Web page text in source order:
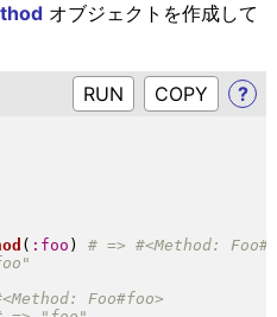
オブジェクトを作成して
RUN ?
( :foo )